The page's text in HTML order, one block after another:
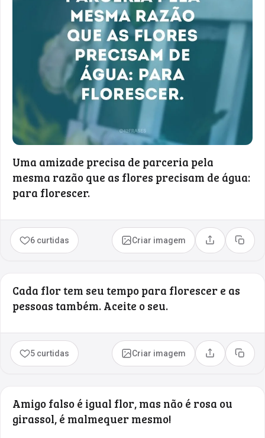
Uma amizade precisa de parceria pela
mesma razão que as flores precisam de água:
para florescer.
6 curtidas Criar imagem Compartilhar
Copiar
Cada flor tem seu tempo para florescer e as
pessoas também. Aceite o seu.
5 curtidas Criar imagem Compartilhar
Copiar
Amigo falso é igual flor, mas não é rosa ou
girassol, é malmequer mesmo!